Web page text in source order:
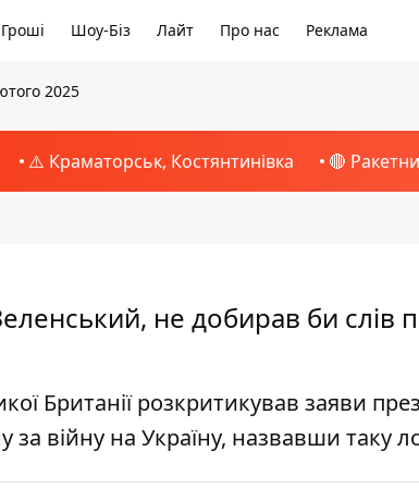
Гроші Шоу-Біз Лайт Про нас Реклама
2025
⚠️ Краматорськ, Костянтинівка 🔴
не добирав би слів
Британії розкритикував заяви
війну на Україну, назвавши таку